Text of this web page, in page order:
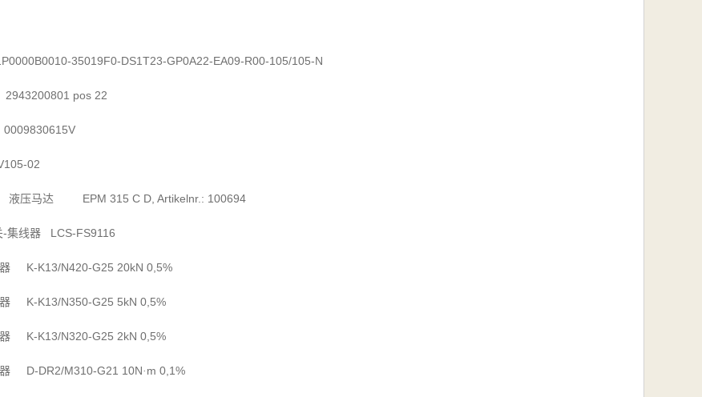
35019F0-DS1T23-GP0A22-EA09-R00-105/105-N
pos 22
02
液压马达 EPM 315 C D, Artikelnr.: 100694
-集线器 LCS-FS9116
K-K13/N420-G25 20kN 0,5%
K-K13/N350-G25 5kN 0,5%
K-K13/N320-G25 2kN 0,5%
D-DR2/M310-G21 10N· m 0,1%